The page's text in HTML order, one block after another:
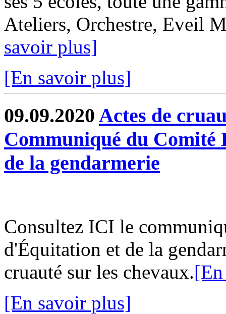
Ateliers, Orchestre, Eveil
savoir plus]
[En savoir plus]
09.09.2020 Actes de
Communiqué du
de la gendarmerie
Consultez ICI le
d'Équitation et de la
cruauté sur les chevaux.
[En savoir plus]